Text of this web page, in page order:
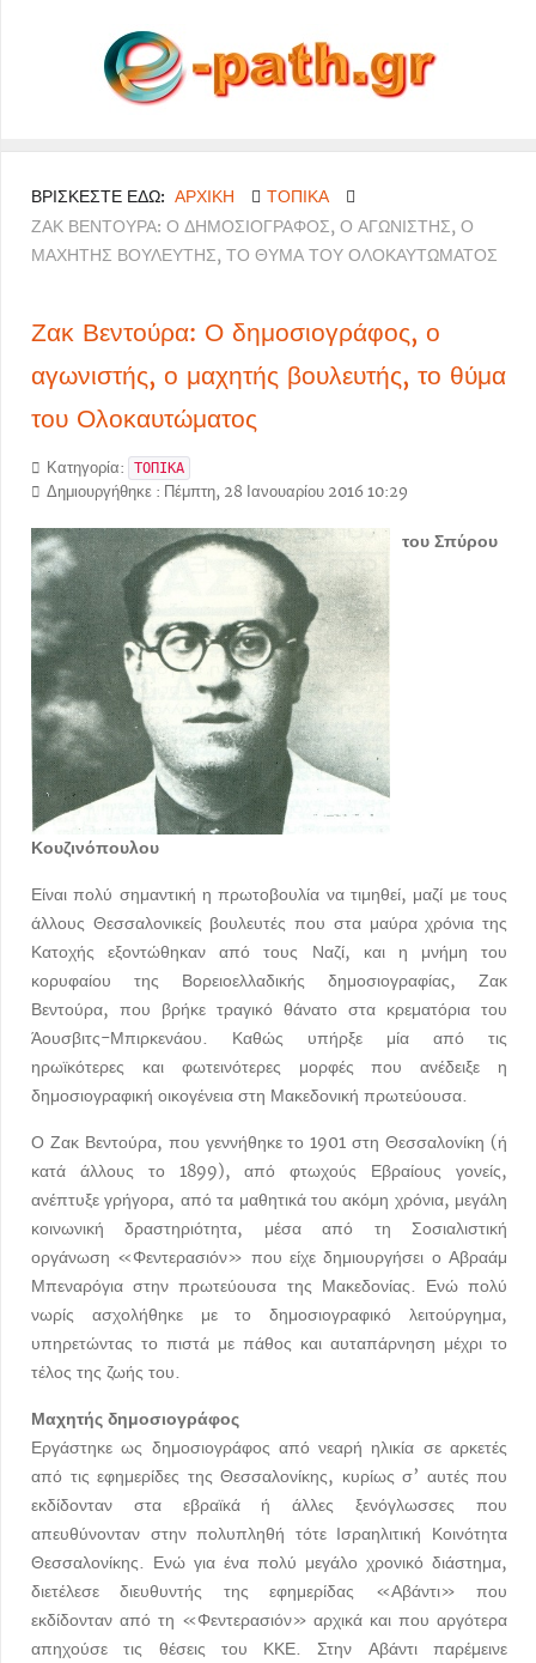
ΒΡΊΣΚΕΣΤΕ ΕΔΏ: ΑΡΧΙΚΉ
ΤΟΠΙΚΑ
ΖΑΚ ΒΕΝΤΟΎΡΑ: Ο ΔΗΜΟΣΙΟΓΡΆΦΟΣ, Ο ΑΓΩΝΙΣΤΉΣ, Ο
ΜΑΧΗΤΉΣ ΒΟΥΛΕΥΤΉΣ, ΤΟ ΘΎΜΑ ΤΟΥ ΟΛΟΚΑΥΤΏΜΑΤΟΣ
Ζακ Βεντούρα: Ο δημοσιογράφος, ο
αγωνιστής, ο μαχητής βουλευτής, το θύμα
του Ολοκαυτώματος
Κατηγορία: ΤΟΠΙΚΑ
Δημιουργήθηκε : Πέμπτη, 28 Ιανουαρίου 2016 10:29
του Σπύρου
Κουζινόπουλου
Είναι πολύ σημαντική η πρωτοβουλία να τιμηθεί, μαζί με τους
άλλους Θεσσαλονικείς βουλευτές που στα μαύρα χρόνια της
Κατοχής εξοντώθηκαν από τους Ναζί, και η μνήμη του
κορυφαίου της Βορειοελλαδικής δημοσιογραφίας, Ζακ
Βεντούρα, που βρήκε τραγικό θάνατο στα κρεματόρια του
Άουσβιτς-Μπιρκενάου. Καθώς υπήρξε μία από τις
ηρωϊκότερες και φωτεινότερες μορφές που ανέδειξε η
δημοσιογραφική οικογένεια στη Μακεδονική πρωτεύουσα.
Ο Ζακ Βεντούρα, που γεννήθηκε το 1901 στη Θεσσαλονίκη (ή
κατά άλλους το 1899), από φτωχούς Εβραίους γονείς,
ανέπτυξε γρήγορα, από τα μαθητικά του ακόμη χρόνια, μεγάλη
κοινωνική δραστηριότητα, μέσα από τη Σοσιαλιστική
οργάνωση «Φεντερασιόν» που είχε δημιουργήσει ο Αβραάμ
Μπεναρόγια στην πρωτεύουσα της Μακεδονίας. Ενώ πολύ
νωρίς ασχολήθηκε με το δημοσιογραφικό λειτούργημα,
υπηρετώντας το πιστά με πάθος και αυταπάρνηση μέχρι το
τέλος της ζωής του.
Μαχητής δημοσιογράφος
Εργάστηκε ως δημοσιογράφος από νεαρή ηλικία σε αρκετές
από τις εφημερίδες της Θεσσαλονίκης, κυρίως σ’ αυτές που
εκδίδονταν στα εβραϊκά ή άλλες ξενόγλωσσες που
απευθύνονταν στην πολυπληθή τότε Ισραηλιτική Κοινότητα
Θεσσαλονίκης. Ενώ για ένα πολύ μεγάλο χρονικό διάστημα,
διετέλεσε διευθυντής της εφημερίδας «Αβάντι» που
εκδίδονταν από τη «Φεντερασιόν» αρχικά και που αργότερα
απηχούσε τις θέσεις του ΚΚΕ. Στην Αβάντι παρέμεινε